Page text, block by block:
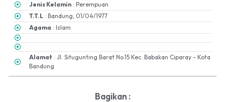
Jenis Kelamin : Perempuan
T.T.L : Bandung, 01/04/1977
Agama : Islam
Alamat : Jl. Situgunting Barat No.15 Kec. Babakan Ciparay - Kota
Bandung
Bagikan :